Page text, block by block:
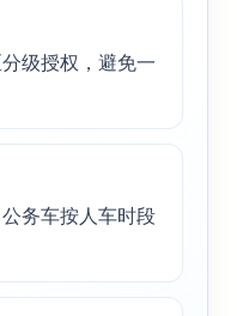
级授权，避免一
务车按人车时段